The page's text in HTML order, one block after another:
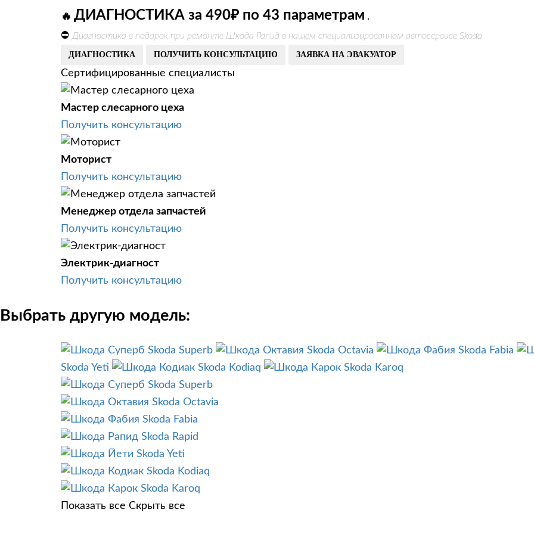
🔥 ДИАГНОСТИКА за 490₽ по 43 параметрам .
⛔ Диагностика в подарок при ремонте Шкода Рапид в нашем специализированном автосервисе Skoda
ДИАГНОСТИКА ПОЛУЧИТЬ КОНСУЛЬТАЦИЮ ЗАЯВКА НА ЭВАКУАТОР
Сертифицированные специалисты
Мастер слесарного цеха
Получить консультацию
Моторист
Получить консультацию
Менеджер отдела запчастей
Получить консультацию
Электрик-диагност
Получить консультацию
Выбрать другую модель:
Skoda Superb Skoda Octavia
Skoda Fabia
Skoda Yeti
Skoda Kodiaq
Skoda Karoq
Skoda Superb
Skoda Octavia
Skoda Fabia
Skoda Rapid
Skoda Yeti
Skoda Kodiaq
Skoda Karoq
Показать все Скрыть все